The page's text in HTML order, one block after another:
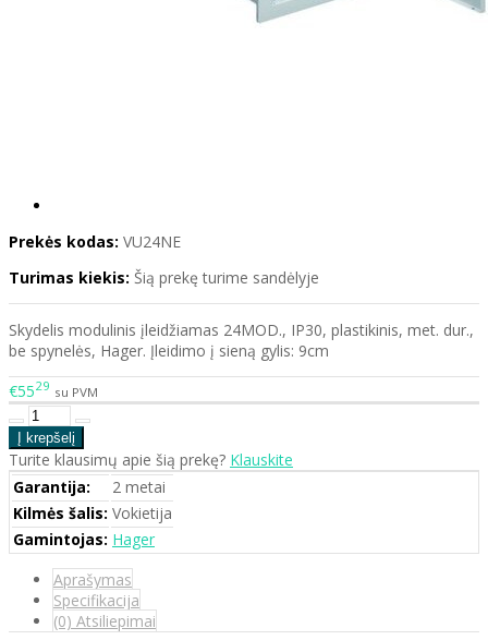
Prekės kodas: VU24NE
Turimas kiekis: Šią prekę turime sandėlyje
Skydelis modulinis įleidžiamas 24MOD., IP30, plastikinis, met. dur.,
be spynelės, Hager. Įleidimo į sieną gylis: 9cm
€5529 su PVM
Turite klausimų apie šią prekę? Klauskite
Garantija:
2 metai
Kilmės šalis: Vokietija
Gamintojas: Hager
Aprašymas
Specifikacija
(0) Atsiliepimai